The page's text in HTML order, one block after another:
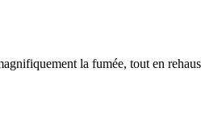
la fumée, tout en